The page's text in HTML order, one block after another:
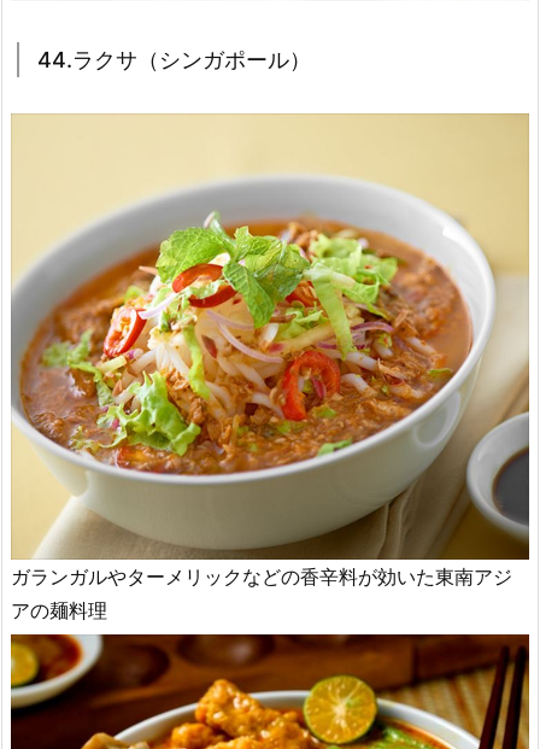
44.ラクサ（シンガポール）
ガランガルやターメリックなどの香辛料が効いた東南アジ
アの麺料理